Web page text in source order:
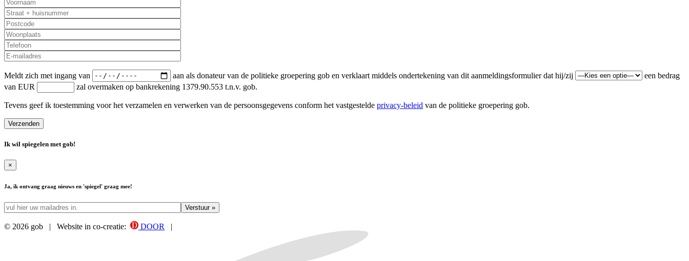
Meldt zich met ingang van aan als donateur van de politieke groepering gob en verklaart middels ondertekening van dit aanmeldingsformulier dat hij/zij
een bedrag
van EUR
zal overmaken op bankrekening 1379.90.553 t.n.v. gob.
Tevens geef ik toestemming voor het verzamelen en verwerken van de persoonsgegevens conform het vastgestelde privacy-beleid van de politieke groepering gob.
Ik wil spiegelen met gob!
×
Ja, ik ontvang graag nieuws en 'spiegel' graag mee!
© 2026 gob | Website in co-creatie: DOOR |